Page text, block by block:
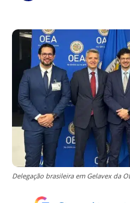
Delegação brasileira em Gelavex da